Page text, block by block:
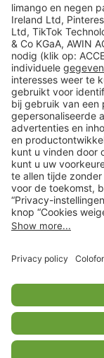
limango
Veilig winkelen
Klantenservice
Shop
Acties
** Alle prijsopgaven
ᵃ Bij